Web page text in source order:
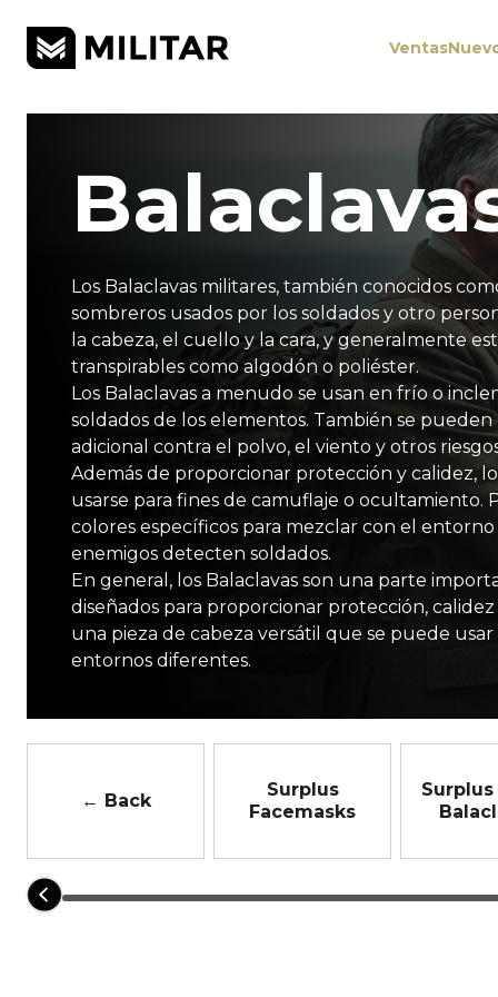
Ventas
Ropa excedente
Abrigos excedentes
Pantalones cortos excedentes Overoles excedentes
Chalecos excedentes
Ropa
Chaquetas Parkas Revestimientos
Pantalones Pantalones cortos Monos
Accesorios
Cinturones Guantes y manoplas Gorras y
Relojes
calzado
Calcetines Polainas
Bolsas y mochilas
Mochilas Bolsas Casos
durmiendo Tiendas de campaña y refugios
Encendedores de fuego Navegación Kits
Cuchillos y herramientas
cuchillos ejes machetes
Otras herramientas
Comida y bebida
Equipo de escalada
Dispositivos de polea Dispositivos de
Chalecos, plataformas y correas
Equipos de pecho y chalecos Plataformas
Gafas y anteojos Protección auditiva
Guantes protectores Máscaras de gas
Luces y Óptica
Luces Óptica Visión nocturna
Supervivencia
Botiquines de primeros auxilios individuales Kits
Gear by country
Reino Unido Estados Unidos
Guinea-Bisáu Hungría
Eslovaquia España
Gear by camo
rompecabezas
MTP Vegetato
HDT LE Serpiente Negra
AVISPA II Z4 AVISPA I Z1b
Desierto digital
Los Balaclavas militares, también conocidos
sombreros usados ​​por los soldados y otro
la cabeza, el cuello y la cara, y generalmente
transpirables como algodón o poliéster.
Los Balaclavas a menudo se usan en frío o
soldados de los elementos. También se
adicional contra el polvo, el viento y otros
Además de proporcionar protección y calidez,
usarse para fines de camuflaje o ocultamiento.
colores específicos para mezclar con el
enemigos detecten soldados.
En general, los Balaclavas son una parte
diseñados para proporcionar protección,
una pieza de cabeza versátil que se puede
entornos diferentes.
← Back
Surplus
Facemasks
Surplus